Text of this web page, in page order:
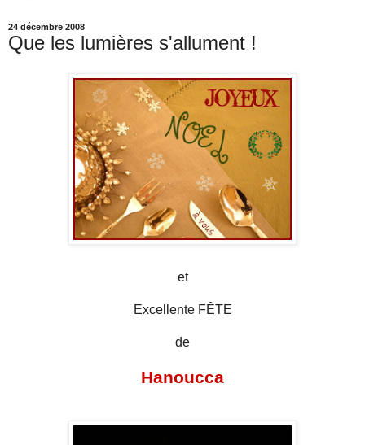
24 décembre 2008
Que les lumières s'allument !
et
Excellente FÊTE
de
Hanoucca